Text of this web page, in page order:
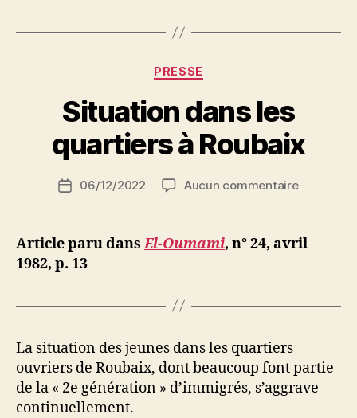
Roubaix »
Catégories
PRESSE
Situation dans les
quartiers à Roubaix
de
a
r
S
N
ji
b
Date06/12/2022 Aucun commentairesur
les
Article paru dansEl-Oumami, n° 24, avril
1982, p. 13
La situation des jeunes dans les quartiers
ouvriers de Roubaix, dont beaucoup font partie
de la « 2e génération » d’immigrés, s’aggrave
continuellement.